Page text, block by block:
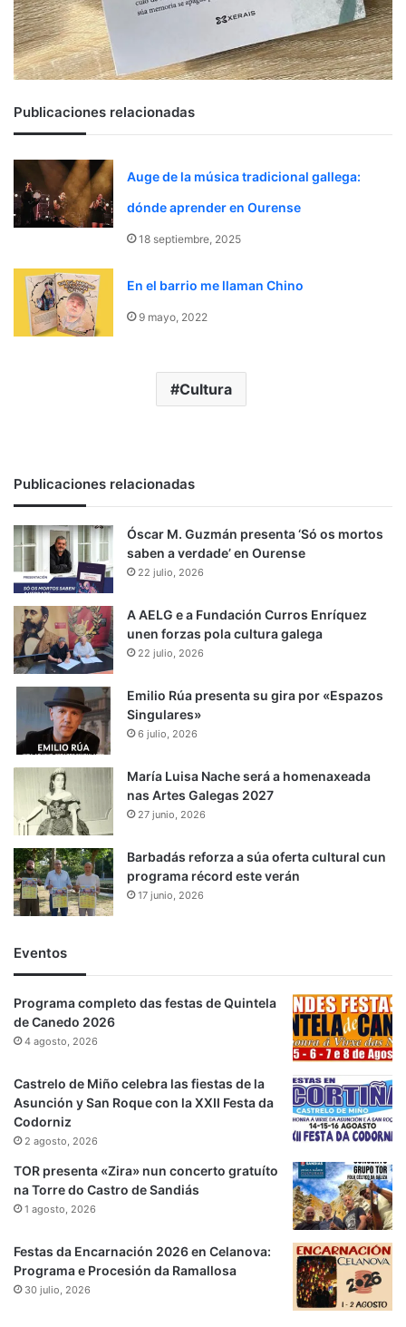
Publicaciones relacionadas
Auge de la música tradicional gallega:
dónde aprender en Ourense
18 septiembre, 2025
En el barrio me llaman Chino
9 mayo, 2022
Cultura
Publicaciones relacionadas
Óscar M. Guzmán presenta ‘Só os mortos
saben a verdade’ en Ourense
22 julio, 2026
A AELG e a Fundación Curros Enríquez
unen forzas pola cultura galega
22 julio, 2026
Emilio Rúa presenta su gira por «Espazos
Singulares»
6 julio, 2026
María Luisa Nache será a homenaxeada
nas Artes Galegas 2027
27 junio, 2026
Barbadás reforza a súa oferta cultural cun
programa récord este verán
17 junio, 2026
Eventos
Programa completo das festas de Quintela
de Canedo 2026
4 agosto, 2026
Castrelo de Miño celebra las fiestas de la
Asunción y San Roque con la XXII Festa da
Codorniz
2 agosto, 2026
TOR presenta «Zira» nun concerto gratuíto
na Torre do Castro de Sandiás
1 agosto, 2026
Festas da Encarnación 2026 en Celanova:
Programa e Procesión da Ramallosa
30 julio, 2026